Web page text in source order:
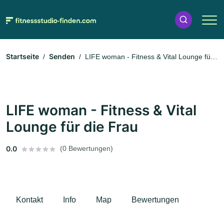
Startseite Senden
LIFE woman - Fitness & Vital Lounge für
LIFE woman - Fitness & Vital
Lounge für die Frau
0.0 (0 Bewertungen)
Kontakt Info Map Bewertungen